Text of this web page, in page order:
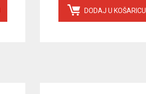
DODAJ U KOŠARICU